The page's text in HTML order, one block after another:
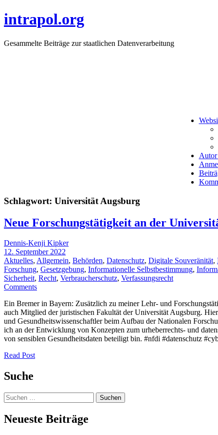
intrapol.org
Gesammelte Beiträge zur staatlichen Datenverarbeitung
Autor
Schlagwort: Universität Augsburg
Neue Forschungstätigkeit an der
Dennis-Kenji Kipker
12. September 2022
Aktuelles, Allgemein, Behörden, Datenschutz, Digitale Souveränität,
Forschung, Gesetzgebung, Informationelle Selbstbestimmung,
Sicherheit, Recht, Verbraucherschutz, Verfassungsrecht
Comments
Ein Bremer in Bayern: Zusätzlich zu meiner Lehr- und
auch Mitglied der juristischen Fakultät der Universität Augsburg.
und Gesundheitswissenschaftler beim Aufbau der Nationalen
ich an der Entwicklung von Konzepten zum urheberrechts- und
von sensiblen Gesundheitsdaten beteiligt bin. #nfdi #datenschutz
Read Post
Suche
Suchen
nach:
Neueste Beiträge